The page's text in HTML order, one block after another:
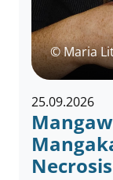
25.09.2026
© Maria